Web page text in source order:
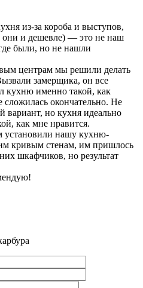
из-за короба и выступов,
они и дешевле) — это не наш
были, но не нашли
центрам мы решили делать
замерщика, он все
кухню именно такой, как
сложилась окончательно. Не
вариант, но кухня идеально
как мне нравится.
установили нашу кухню-
кривым стенам, им пришлось
шкафчиков, но результат